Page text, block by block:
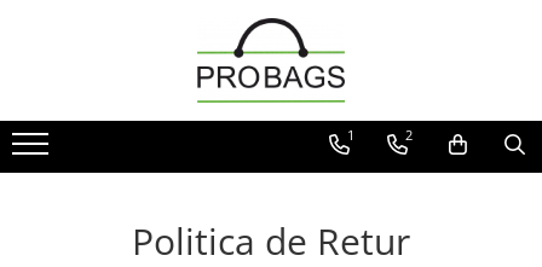
Plic Autoadeziv Portdocument
AWB
Plicuri de curiarat MARI
Pungi de hartie cu maner plat
Pungi de hartie cu maner sfoara
Naproane/ Hartie simpla
Banda Adeziva BoPP Personalizata
Banda Hartie Kraft Umectibila
Dispensere Pentru Banda
Umectibila Kraft
Sacose Reutilizabile PP netesut
Laminata cu Maner Aplicat
Simpla cu Maner Aplicat
1 2
Politica de Retur